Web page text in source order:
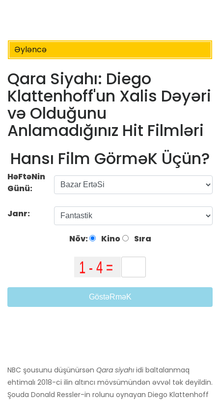
Əyləncə
Qara Siyahı: Diego
Klattenhoff'un Xalis Dəyəri
və Olduğunu
Anlamadığınız Hit Filmləri
Hansı Film GörməK Üçün?
HəFtəNin
Günü:
Janr:
Növ: Kino Sıra
GöstəRməK
NBC şousunu düşünürsən Qara siyahı idi baltalanmaq
ehtimalı 2018-ci ilin altıncı mövsümündən əvvəl tək deyildin.
Şouda Donald Ressler-in rolunu oynayan Diego Klattenhoff